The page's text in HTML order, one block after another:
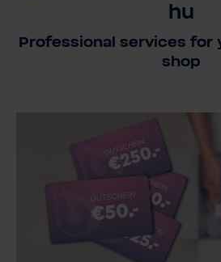
hu
Professional services for
shop